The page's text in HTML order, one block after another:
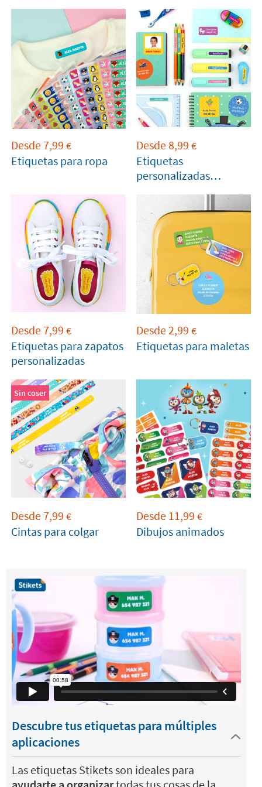
Desde7,99 €
Etiquetas para ropa
Desde8,99 €
Etiquetas
personalizadas
Desde7,99 €
Etiquetas para zapatos
personalizadas
Desde2,99 €
Etiquetas para maletas
Sin coser
Desde7,99 €
Cintas para colgar
Desde 11,99 €
Dibujos animados
Descubre tus etiquetas para múltiples
aplicaciones
Las etiquetas Stikets son ideales para